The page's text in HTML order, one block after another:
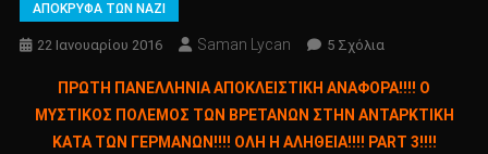
ΑΠΟΚΡΥΦΑ ΤΩΝ ΝΑΖΙ
22 Ιανουαρίου 2016 Saman Lycan 5 ΣχόλιαΣτο
ΠΑΝΕΛΛΗΝΙΑ
ΑΠΟΚΛΕΙΣΤΙΚΗ
ΑΝΑΦΟΡΑ!!!!
ΠΡΩΤΗ ΠΑΝΕΛΛΗΝΙΑ ΑΠΟΚΛΕΙΣΤΙΚΗ ΑΝΑΦΟΡΑ!!!! Ο
ΜΥΣΤΙΚΟΣ ΠΟΛΕΜΟΣ ΤΩΝ ΒΡΕΤΑΝΩΝ ΣΤΗΝ ΑΝΤΑΡΚΤΙΚΗ
ΚΑΤΑ ΤΩΝ ΓΕΡΜΑΝΩΝ!!!! ΟΛΗ Η ΑΛΗΘΕΙΑ!!!! PART 3!!!!